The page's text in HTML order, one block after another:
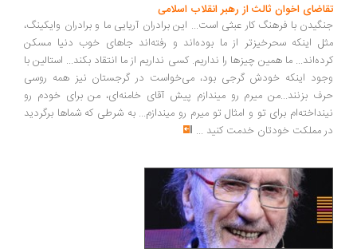
اخوان ثالث از رهبر انقلاب اسلامی
با فرهنگ کار عبثی است... این برادران آریایی ما و برادران وایکینگ،
اینکه سحرخیزتر از ما بوده‌اند و رفته‌اند جاهای خوب دنیا مسکن
ما همین چیزها را نداریم. کسی نداریم از ما انتقاد بکند... استالین با
اینکه خودش گرجی بود، می‌خواست در گرجستان نیز همه روسی
بزنند...من میرم رو میندازم پیش آقای خامنه‌ای، من برای خودم رو
برای تو و امثال تو میرم رو میندازم... به شرطی که شماها برگردید
مملکت خودتان خدمت کنید...